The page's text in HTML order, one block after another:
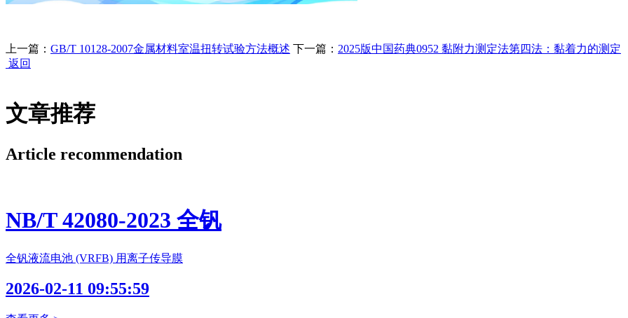
上一篇： GB/T 10128-2007金属材料室温扭转试验方法概述 下一篇： 2025版中国药典0952 黏附力测定法第四法：黏着力的测定
返回
文章推荐
Article recommendation
NB/T 42080-2023 全钒
全钒液流电池 (VRFB) 用离子传导膜
2026-02-11 09:55:59